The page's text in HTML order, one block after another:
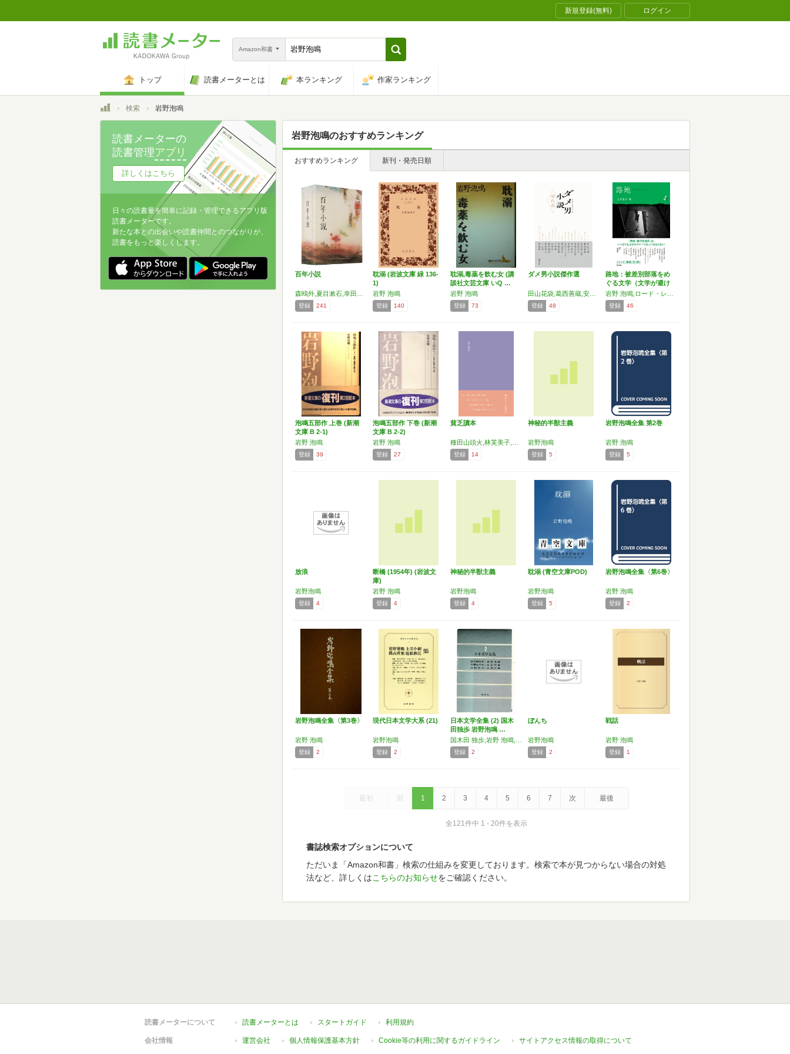
新規登録(無料) ログイン
Amazon和書
トップ 読書メーターとは 本ランキング 作家ランキング
トップ検索 岩野泡鳴
岩野泡鳴のおすすめランキング
おすすめランキング 新刊・発売日順
百年小説
登録 241
耽溺 (岩波文庫 緑 136-
1)
岩野 泡鳴
登録 140
耽溺,毒薬を飲む女 (講
談社文芸文庫 いQ …
岩野 泡鳴
登録 73
ダメ男小説傑作選
登録 48
路地：被差別部落をめ
ぐる文学（文学が避け
て通…
登録 46
泡鳴五部作 上巻 (新潮
文庫 B 2-1)
岩野 泡鳴
登録 39
泡鳴五部作 下巻 (新潮
文庫 B 2-2)
岩野 泡鳴
登録 27
貧乏讀本
登録 14
神秘的半獣主義
岩野泡鳴
登録 5
岩野泡鳴全集 第2巻
岩野 泡鳴
登録 5
放浪
岩野泡鳴
登録 4
断橋 (1954年) (岩波文
庫)
岩野 泡鳴
登録 4
神秘的半獣主義
岩野泡鳴
登録 4
耽溺 (青空文庫POD)
岩野泡鳴
登録 5
岩野泡鳴全集〈第6巻〉
岩野 泡鳴
登録 2
岩野泡鳴全集〈第3巻〉
岩野 泡鳴
登録 2
現代日本文学大系 (21)
岩野泡鳴
登録 2
日本文学全集 (2) 国木
田独歩 岩野泡鳴 …
登録 2
ぼんち
岩野泡鳴
登録 2
戦話
岩野 泡鳴
登録 1
最初 前 1 2 3 4 5 6 7 次 最後
全121件中 1 - 20件を表示
書誌検索オプションについて
ただいま「Amazon和書」検索の仕組みを変更しております。検索で本が見つからない場合の対処
法など、詳しくはこちらのお知らせをご確認ください。
読書メーターの
読書管理アプリ
詳しくはこちら
日々の読書量を簡単に記録・管理できるアプリ版
読書メーターです。
新たな本との出会いや読書仲間とのつながりが、
読書をもっと楽しくします。
読書メーターについて 読書メーターとは スタートガイド 利用規約
会社情報 運営会社 個人情報保護基本方針 Cookie等の利用に関するガイドライン サイトアクセス情報の取得について